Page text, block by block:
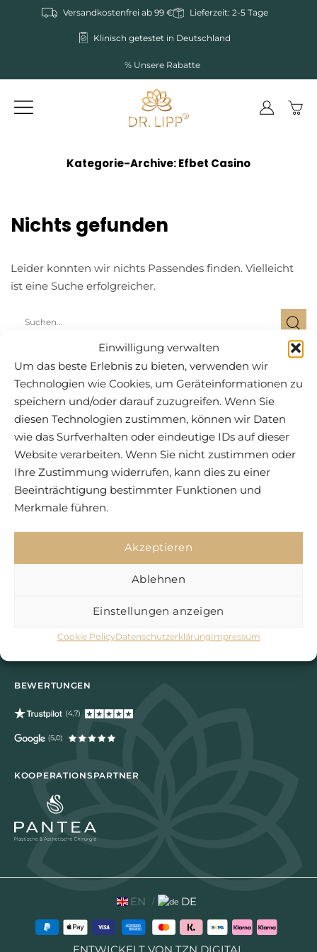
Einwilligung verwalten
Um das beste Erlebnis zu bieten, verwenden wir
Technologien wie Cookies, um Geräteinformationen zu
speichern und/oder darauf zuzugreifen. Wenn Sie
diesen Technologien zustimmen, können wir Daten
wie das Surfverhalten oder eindeutige IDs auf dieser
Website verarbeiten. Wenn Sie nicht zustimmen oder
Ihre Zustimmung widerrufen, kann dies zu einer
Beeinträchtigung bestimmter Funktionen und
Merkmale führen.
Akzeptieren
Ablehnen
Einstellungen anzeigen
Cookie PolicyDatenschutzerklärungImpressum
Versandkostenfrei ab 99 € Lieferzeit: 2-5 Tage
Klinisch getestet in Deutschland
% Unsere Rabatte
Kategorie-Archive:Efbet Casino
Nichts gefunden
Leider konnten wir nichts Passendes finden. Vielleicht
ist eine Suche erfolgreicher.
Komm in unsere Community!
KONTAKT
SERVICE
BEWERTUNGEN
KOOPERATIONSPARTNER
EN DE